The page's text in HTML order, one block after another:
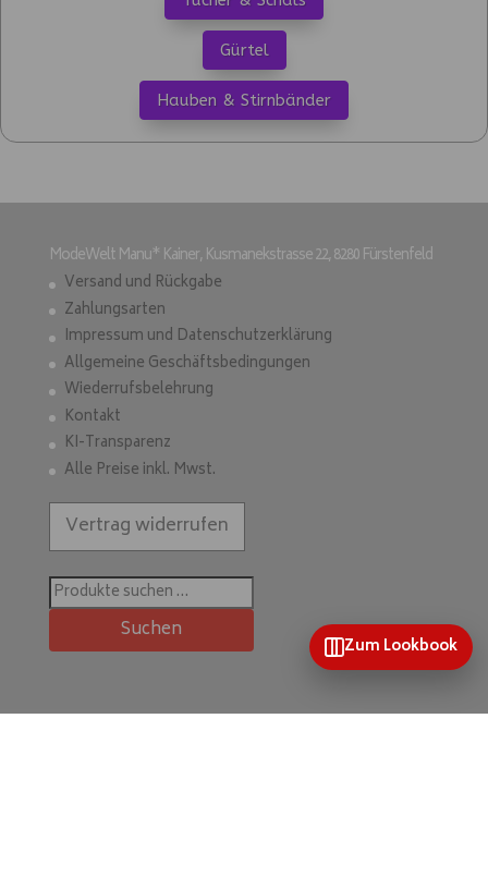
Gürtel
Hauben & Stirnbänder
ModeWelt Manu* Kainer, Kusmanekstrasse 22, 8280 Fürstenfeld
Versand und Rückgabe
Zahlungsarten
Impressum und Datenschutzerklärung
Allgemeine Geschäftsbedingungen
Wiederrufsbelehrung
Kontakt
KI-Transparenz
Alle Preise inkl. Mwst.
Vertrag widerrufen
Suchen
nach:
Suchen
Zum Lookbook